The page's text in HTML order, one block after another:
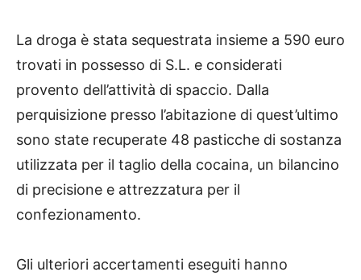
La droga è stata sequestrata insieme a 590 euro
trovati in possesso di S.L. e considerati
provento dell’attività di spaccio. Dalla
perquisizione presso l’abitazione di quest’ultimo
sono state recuperate 48 pasticche di sostanza
utilizzata per il taglio della cocaina, un bilancino
di precisione e attrezzatura per il
confezionamento.
Gli ulteriori accertamenti eseguiti hanno